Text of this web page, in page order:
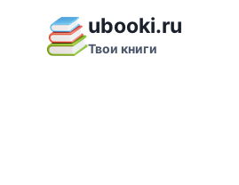
содержимому
ubooki.ru
Твои книги